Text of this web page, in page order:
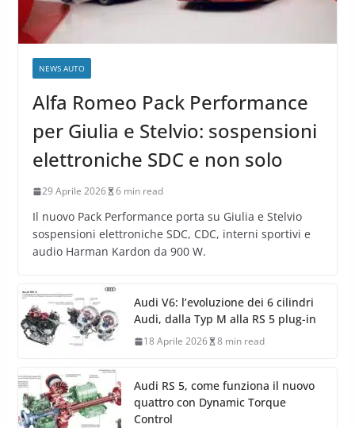
NEWS AUTO
Alfa Romeo Pack Performance
per Giulia e Stelvio: sospensioni
elettroniche SDC e non solo
29 Aprile 2026 6 min read
Il nuovo Pack Performance porta su Giulia e Stelvio
sospensioni elettroniche SDC, CDC, interni sportivi e
audio Harman Kardon da 900 W.
Audi V6: l’evoluzione dei 6 cilindri
Audi, dalla Typ M alla RS 5 plug-in
18 Aprile 2026 8 min read
Audi RS 5, come funziona il nuovo
quattro con Dynamic Torque
Control